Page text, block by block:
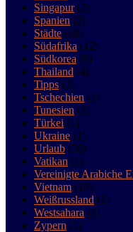
Singapur(2)
Spanien (2)
Städte (68)
Südafrika (12)
Südkorea (6)
Thailand (4)
Tipps (3)
Tschechien (1)
Tunesien (1)
Türkei (1)
Ukraine (1)
Urlaub (38)
Vatikan (1)
Vereinigte Arabiche
Vietnam (10)
Weißrussland (1)
Westsahara (1)
Zypern (1)